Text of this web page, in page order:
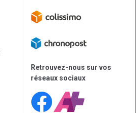
Retrouvez-nous sur vos
réseaux sociaux